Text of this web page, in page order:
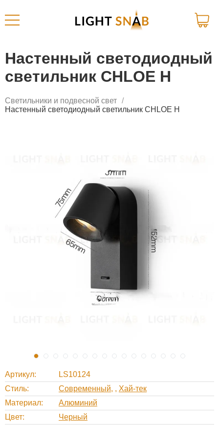
Настенный светодиодный
светильник CHLOE H
Светильники и подвесной свет
Настенный светодиодный светильник CHLOE H
Артикул
LS10124
Стиль
Современный , Хай-тек
Материал
Алюминий
Цвет
Черный